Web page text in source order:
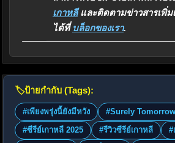
เกาหลีและติดตามข่าวสารเพิ่ม
ได้ที่ บล็อกของเรา.
🏷️ป้ายกำกับ (Tags):
#เพียงพรุ่งนี้ยังมีหวัง
#Surely Tomorrow
#ซีรีย์เกาหลี 2025
#รีวิวซีรีย์เกาหลี
#